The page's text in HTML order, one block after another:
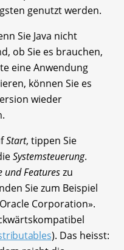
genutzt werden.
Sie Java nicht
ob Sie es brauchen,
eine Anwendung
können Sie es
wieder
Start, tippen Sie
Systemsteuerung.
und Featureszu
Sie zum Beispiel
Corporation».
). Das heisst: